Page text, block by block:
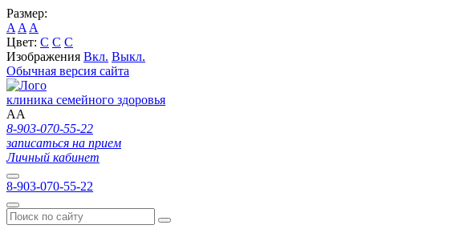
Размер:
A A A
Цвет: C C C
Изображения Вкл. Выкл.
Обычная версия сайта
клиника семейного здоровья
AA
8-903-070-55-22
записаться на прием
Личный кабинет
8-903-070-55-22